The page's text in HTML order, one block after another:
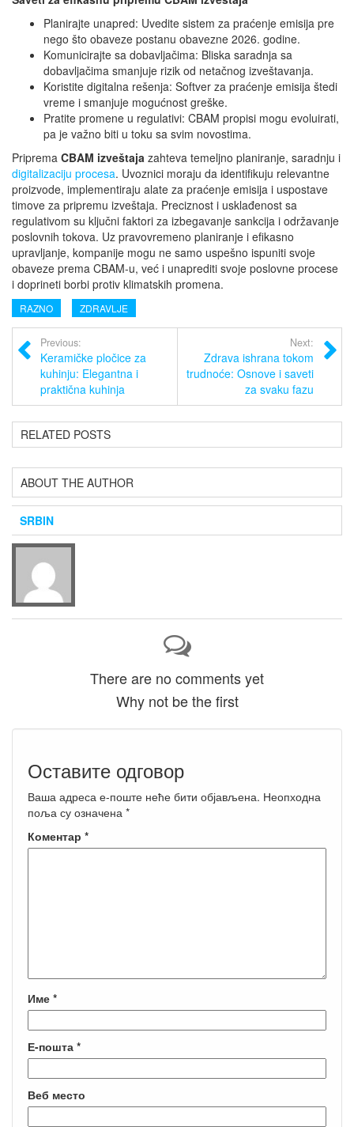
Planirajte unapred: Uvedite sistem za praćenje emisija pre
nego što obaveze postanu obavezne 2026. godine.
Komunicirajte sa dobavljačima: Bliska saradnja sa
dobavljačima smanjuje rizik od netačnog izveštavanja.
Koristite digitalna rešenja: Softver za praćenje emisija štedi
vreme i smanjuje mogućnost greške.
Pratite promene u regulativi: CBAM propisi mogu evoluirati,
pa je važno biti u toku sa svim novostima.
Priprema CBAM izveštaja zahteva temeljno planiranje, saradnju i
digitalizaciju procesa. Uvoznici moraju da identifikuju relevantne
proizvode, implementiraju alate za praćenje emisija i uspostave
timove za pripremu izveštaja. Preciznost i usklađenost sa
regulativom su ključni faktori za izbegavanje sankcija i održavanje
poslovnih tokova. Uz pravovremeno planiranje i efikasno
upravljanje, kompanije mogu ne samo uspešno ispuniti svoje
obaveze prema CBAM-u, već i unaprediti svoje poslovne procese
i doprineti borbi protiv klimatskih promena.
RAZNO ZDRAVLJE
Previous:
Keramičke pločice za
kuhinju: Elegantna i
praktična kuhinja
Next:
Zdrava ishrana tokom
trudnoće: Osnove i saveti
za svaku fazu
RELATED POSTS
ABOUT THE AUTHOR
SRBIN
There are no comments yet
Why not be the first
Оставите одговор
Ваша адреса е-поште неће бити објављена. Неопходна
поља су означена *
Коментар *
Име *
Е-пошта *
Веб место